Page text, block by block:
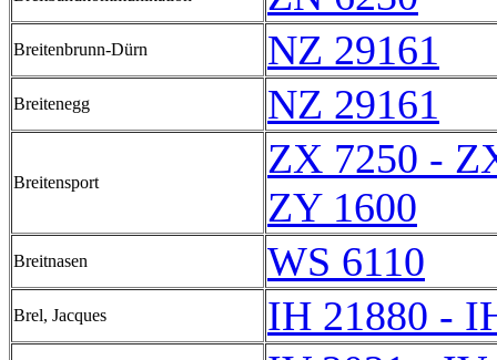
Breitenbrunn-Dürn NZ 29161
Breitenegg NZ 29161
Breitensport
ZX 7250 -
ZY 1600
Breitnasen WS 6110
Brel, Jacques
IH 21880 -